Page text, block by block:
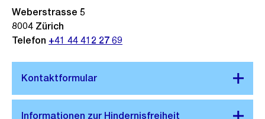
Weberstrasse 5
8004 Zürich
Telefon +41 44 412 27 69